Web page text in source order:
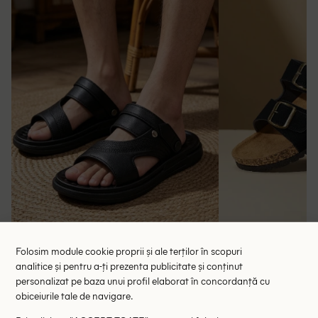
44.50 lei
RRP: 89.00 lei
45
Folosim module cookie proprii și ale terților în scopuri
analitice și pentru a-ți prezenta publicitate și conținut
personalizat pe baza unui profil elaborat în concordanță cu
obiceiurile tale de navigare.